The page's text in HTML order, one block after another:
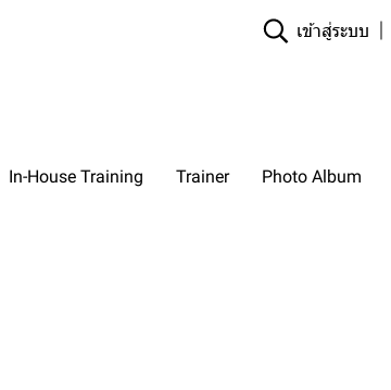
เข้าสู่ระบบ
In-House Training Trainer Photo Album